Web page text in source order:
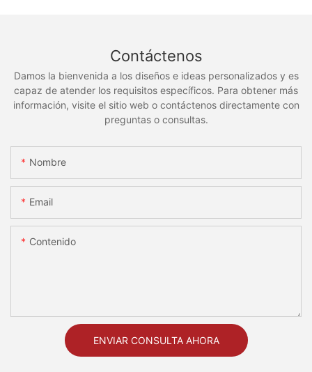
Contáctenos
Damos la bienvenida a los diseños e ideas personalizados y es
capaz de atender los requisitos específicos. Para obtener más
información, visite el sitio web o contáctenos directamente con
preguntas o consultas.
Nombre
Email
Contenido
ENVIAR CONSULTA AHORA